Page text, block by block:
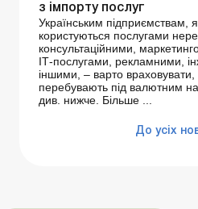
з імпорту послуг
Українським підприємствам,
користуються послугами
консультаційними,
ІТ-послугами, рекламними,
іншими, – варто враховувати,
перебувають під валютним
див. нижче. Більше ...
До усіх